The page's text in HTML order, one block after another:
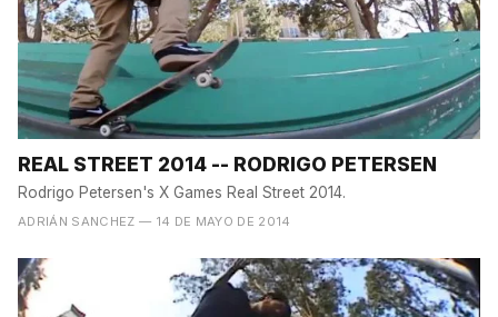
REAL STREET 2014 -- RODRIGO PETERSEN
Rodrigo Petersen's X Games Real Street 2014.
ADRIÁN SANCHEZ — 14 DE MAYO DE 2014